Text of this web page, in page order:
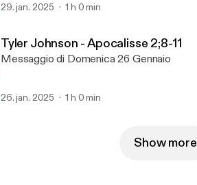
29. jan. 2025 1 h 0 min
Tyler Johnson - Apocalisse 2;8-11
Messaggio di Domenica 26 Gennaio
26. jan. 2025 1 h 0 min
Show more